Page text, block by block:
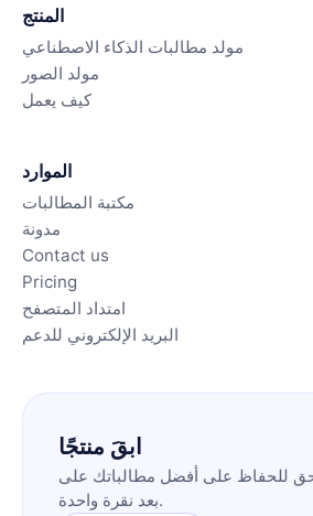
المنتج
مولد مطالبات الذكاء الاصطناعي
مولد الصور
كيف يعمل
الموارد
مكتبة المطالبات
مدونة
Contact us
Pricing
امتداد المتصفح
البريد الإلكتروني للدعم
ابقَ منتجًا
للحفاظ على أفضل مطالباتك على
بعد نقرة واحدة.